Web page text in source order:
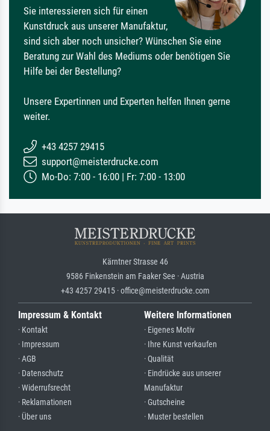
Sie interessieren sich für einen
Kunstdruck aus unserer Manufaktur,
sind sich aber noch unsicher? Wünschen Sie eine
Beratung zur Wahl des Mediums oder benötigen Sie
Hilfe bei der Bestellung?
Unsere Expertinnen und Experten helfen Ihnen gerne
weiter.
+43 4257 29415
support@meisterdrucke.com
Mo-Do: 7:00 - 16:00 | Fr: 7:00 - 13:00
Kärntner Strasse 46
9586 Finkenstein am Faaker See · Austria
+43 4257 29415 · office@meisterdrucke.com
Impressum & Kontakt
· Kontakt
· Impressum
· AGB
· Datenschutz
· Widerrufsrecht
· Reklamationen
· Über uns
Weitere Informationen
· Eigenes Motiv
· Ihre Kunst verkaufen
· Qualität
· Eindrücke aus unserer
Manufaktur
· Gutscheine
· Muster bestellen